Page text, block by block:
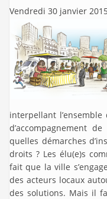
Vendredi 30 janvier
interpellant
d’accompagnement
quelles démarches
droits ? Les élu(e)s
fait que la ville
des acteurs locaux
des solutions. Mais il